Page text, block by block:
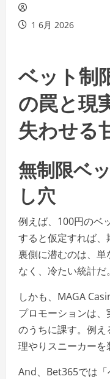
1 6月 2026
ベット制
の罠と
失わせる
無制限ベ
し穴
例えば、100円のベ
すると仮定すれば、
裏側に潜むのは、
なく、冷たい統計だ。
しかも、MAGA
プロモーションは
のうちに課す。例
理やりスニーカーを
And、Bet365では